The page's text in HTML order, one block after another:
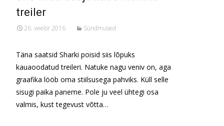
treiler
26. veebr 2016 Sündmused
Täna saatsid Sharki poisid siis lõpuks
kauaoodatud treileri. Natuke nagu veniv on, aga
graafika lööb oma stiilsusega pahviks. Küll selle
sisugi paika paneme. Pole ju veel ühtegi osa
valmis, kust tegevust võtta…